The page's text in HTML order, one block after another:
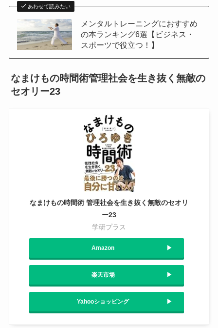
あわせて読みたい
メンタルトレーニングにおすすめ
の本ランキング6選【ビジネス・
スポーツで役立つ！】
なまけもの時間術管理社会を生き抜く無敵の
セオリー23
なまけもの時間術 管理社会を生き抜く無敵のセオリ
ー23
学研プラス
Amazon
楽天市場
Yahooショッピング